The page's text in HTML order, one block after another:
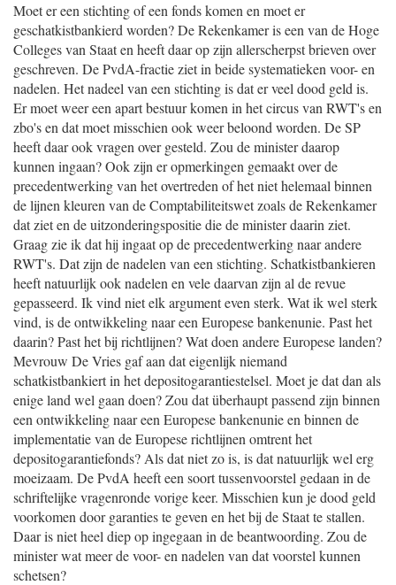
Moet er een stichting of een fonds komen en moet er
geschatkistbankierd worden? De Rekenkamer is een van de Hoge
Colleges van Staat en heeft daar op zijn allerscherpst brieven over
geschreven. De PvdA-fractie ziet in beide systematieken voor- en
nadelen. Het nadeel van een stichting is dat er veel dood geld is.
Er moet weer een apart bestuur komen in het circus van RWT's en
zbo's en dat moet misschien ook weer beloond worden. De SP
heeft daar ook vragen over gesteld. Zou de minister daarop
kunnen ingaan? Ook zijn er opmerkingen gemaakt over de
precedentwerking van het overtreden of het niet helemaal binnen
de lijnen kleuren van de Comptabiliteitswet zoals de Rekenkamer
dat ziet en de uitzonderingspositie die de minister daarin ziet.
Graag zie ik dat hij ingaat op de precedentwerking naar andere
RWT's. Dat zijn de nadelen van een stichting. Schatkistbankieren
heeft natuurlijk ook nadelen en vele daarvan zijn al de revue
gepasseerd. Ik vind niet elk argument even sterk. Wat ik wel sterk
vind, is de ontwikkeling naar een Europese bankenunie. Past het
daarin? Past het bij richtlijnen? Wat doen andere Europese landen?
Mevrouw De Vries gaf aan dat eigenlijk niemand
schatkistbankiert in het depositogarantiestelsel. Moet je dat dan als
enige land wel gaan doen? Zou dat überhaupt passend zijn binnen
een ontwikkeling naar een Europese bankenunie en binnen de
implementatie van de Europese richtlijnen omtrent het
depositogarantiefonds? Als dat niet zo is, is dat natuurlijk wel erg
moeizaam. De PvdA heeft een soort tussenvoorstel gedaan in de
schriftelijke vragenronde vorige keer. Misschien kun je dood geld
voorkomen door garanties te geven en het bij de Staat te stallen.
Daar is niet heel diep op ingegaan in de beantwoording. Zou de
minister wat meer de voor- en nadelen van dat voorstel kunnen
schetsen?